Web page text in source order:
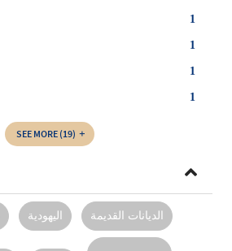
1
1
1
1
SEE MORE (19)
اليهودية الديانات القديمة